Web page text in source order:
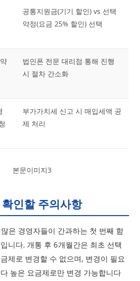
공통지원금(기기 할인) vs 선택
약정(요금 25% 할인) 선택
법인폰 전문 대리점 통해 진행
시 절차 간소화
부가가치세 신고 시 매입세액 공
제 처리
인할 주의사항
은 경영자들이 간과하는 첫 번째 함
니다. 개통 후 6개월간은 최초 선택
제로 변경할 수 없으며, 변경이 필요
높은 요금제로만 변경 가능합니다